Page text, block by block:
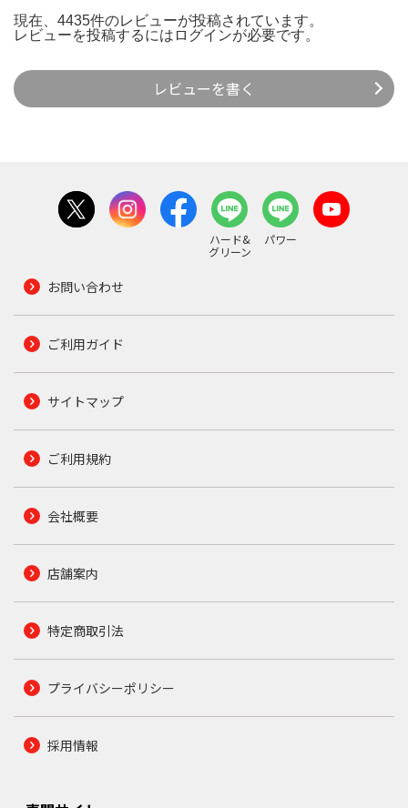
現在、4435件のレビューが投稿されています。
レビューを投稿するには ログインが必要です。
レビューを書く
ハード&
グリーン
パワー
お問い合わせ
ご利用ガイド
サイトマップ
ご利用規約
会社概要
店舗案内
特定商取引法
プライバシーポリシー
採用情報